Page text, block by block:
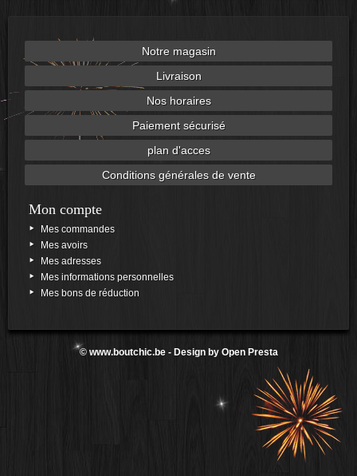
Notre magasin
Livraison
Nos horaires
Paiement sécurisé
plan d'acces
Conditions générales de vente
Mon compte
Mes commandes
Mes avoirs
Mes adresses
Mes informations personnelles
Mes bons de réduction
© www.boutchic.be- Design by Open Presta